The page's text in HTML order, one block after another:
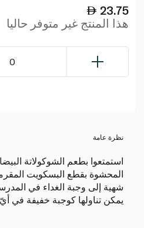
23.75
هذا المنتج غير متوفر حاليا
0
نظرة عامة
استمتعوا بطعم الشوكولاتة
المحشوة بقطع البسكويت
شهية إلى وجبة الغداء في
يمكن تناولها كوجبة خفيفة في